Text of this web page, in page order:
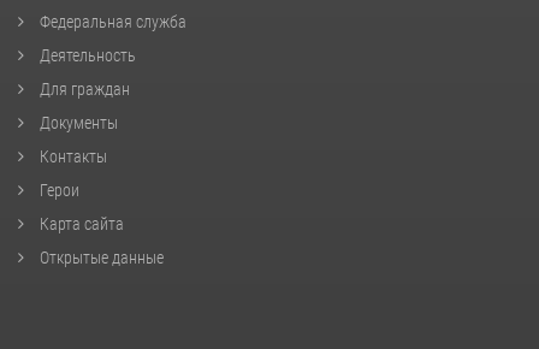
Федеральная служба
Деятельность
Для граждан
Документы
Контакты
Герои
Карта сайта
Открытые данные